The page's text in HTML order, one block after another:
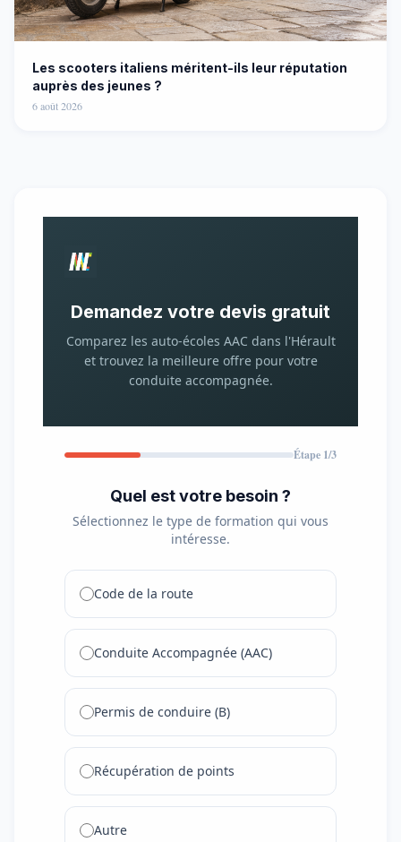
Les scooters italiens méritent-ils leur réputation
auprès des jeunes ?
6 août 2026
Demandez votre devis gratuit
Comparez les auto-écoles AAC dans l'Hérault
et trouvez la meilleure offre pour votre
conduite accompagnée.
Étape 1/3
Quel est votre besoin ?
Sélectionnez le type de formation qui vous
intéresse.
Code de la route
Conduite Accompagnée (AAC)
Permis de conduire (B)
Récupération de points
Autre